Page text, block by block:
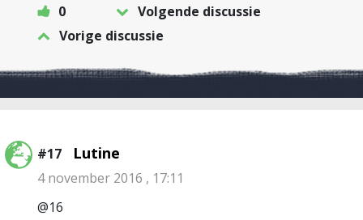
0
Volgende discussie
Vorige discussie
#17 Lutine
4 november 2016 , 17:11
@16